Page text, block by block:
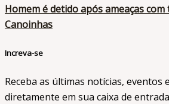
Homem é detido após ameaças
Canoinhas
Increva-se
Receba as últimas notícias, eventos
diretamente em sua caixa de